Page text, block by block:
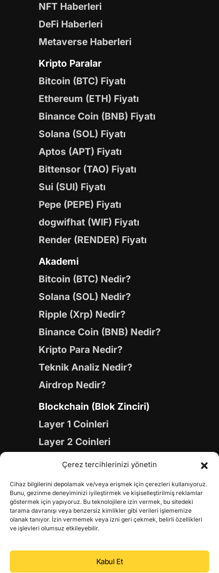
Çerez tercihlerinizi yönetin
Cihaz bilgilerini depolamak ve/veya erişmek için çerezleri kullanıyoruz.
Bunu, gezinme deneyiminizi iyileştirmek ve kişiselleştirilmiş reklamlar
göstermek için yapıyoruz. Bu teknolojilere izin vermek, bu sitedeki
tarama davranışı veya benzersiz kimlikler gibi verileri işlememize
olanak tanıyor. İzin vermemek veya izni geri çekmek, belirli özellikleri
ve işlevleri olumsuz etkileyebilir.
Kabul Et
NFT Haberleri
DeFi Haberleri
Metaverse Haberleri
Kripto Paralar
Bitcoin (BTC) Fiyatı
Ethereum (ETH) Fiyatı
Binance Coin (BNB) Fiyatı
Solana (SOL) Fiyatı
Aptos (APT) Fiyatı
Bittensor (TAO) Fiyatı
Sui (SUI) Fiyatı
Pepe (PEPE) Fiyatı
dogwifhat (WIF) Fiyatı
Render (RENDER) Fiyatı
Akademi
Bitcoin (BTC) Nedir?
Solana (SOL) Nedir?
Ripple (Xrp) Nedir?
Binance Coin (BNB) Nedir?
Kripto Para Nedir?
Teknik Analiz Nedir?
Airdrop Nedir?
Blockchain (Blok Zinciri)
Layer 1 Coinleri
Layer 2 Coinleri
Yapay Zeka (AI) Coinleri
Gaming Coinleri
RWA Coinleri
DeFi Coinleri
DePIN Coinleri
Metaverse Coinleri